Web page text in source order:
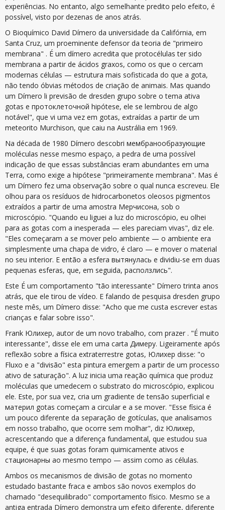
experiências. No entanto, algo semelhante predito pelo efeito, é
possível, visto por dezenas de anos atrás.
O Bioquímico David Dímero da universidade da Califórnia, em
Santa Cruz, um proeminente defensor da teoria de "primeiro
membrana" . É um dímero acredita que protocélulas ter sido
membrana a partir de ácidos graxos, como os que o cercam
modernas células — estrutura mais sofisticada do que a gota,
não tendo óbvias métodos de criação de animais. Mas quando
um Dímero li previsão de dresden grupo sobre o tema ativa
gotas e протоклеточной hipótese, ele se lembrou de algo
notável", que vi uma vez em gotas, extraídas a partir de um
meteorito Murchison, que caiu na Austrália em 1969.
Na década de 1980 Dímero descobri мембранообразующие
moléculas nesse mesmo espaço, a pedra de uma possível
indicação de que essas substâncias eram abundantes em uma
Terra, como exige a hipótese "primeiramente membrana". Mas é
um Dímero fez uma observação sobre o qual nunca escreveu. Ele
olhou para os resíduos de hidrocarbonetos oleosos pigmentos
extraídos a partir de uma amostra Мерчисона, sob o
microscópio. "Quando eu liguei a luz do microscópio, eu olhei
para as gotas com a inesperada — eles pareciam vivas", diz ele.
"Eles começaram a se mover pelo ambiente — o ambiente era
simplesmente uma chapa de vidro, é claro — e mover o material
no seu interior. E então a esfera вытянулась e dividiu-se em duas
pequenas esferas, que, em seguida, расползлись".
Este É um comportamento "tão interessante" Dímero trinta anos
atrás, que ele tirou de vídeo. E falando de pesquisa dresden grupo
neste mês, um Dímero disse: "Acho que me custa escrever estas
crianças e falar sobre isso".
Frank Юлихер, autor de um novo trabalho, com prazer . "É muito
interessante", disse ele em uma carta Димеру. Ligeiramente após
reflexão sobre a física extraterrestre gotas, Юлихер disse: "o
Fluxo e a "divisão" esta pintura emergem a partir de um processo
ativo de saturação". A luz inicia uma reação química que produz
moléculas que umedecem o substrato do microscópio, explicou
ele. Este, por sua vez, cria um gradiente de tensão superficial e
материл gotas começam a circular e a se mover. "Esse física é
um pouco diferente da separação de gotículas, que analisamos
em nosso trabalho, que ocorre sem molhar", diz Юлихер,
acrescentando que a diferença fundamental, que estudou sua
equipe, é que suas gotas foram quimicamente ativos e
стационарны ao mesmo tempo — assim como as células.
Ambos os mecanismos de divisão de gotas no momento
estudado bastante fraca e ambos são novos exemplos do
chamado "desequilibrado" comportamento físico. Mesmo se a
antiga entrada Dímero demonstra um efeito diferente, diferente